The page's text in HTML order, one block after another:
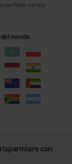
perfetto senza
mondo
con